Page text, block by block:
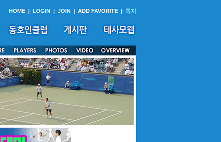
HOME | LOGIN | JOIN | ADD FAVORITE | 쪽지